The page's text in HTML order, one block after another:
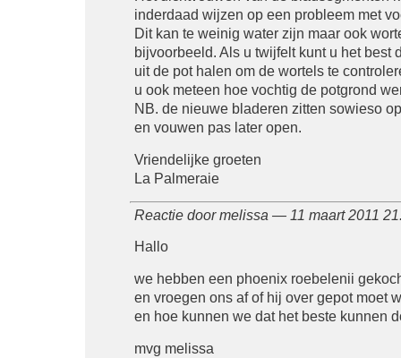
inderdaad wijzen op een probleem met
Dit kan te weinig water zijn maar ook
bijvoorbeeld. Als u twijfelt kunt u het best
uit de pot halen om de wortels te
u ook meteen hoe vochtig de potgrond
NB. de nieuwe bladeren zitten sowieso
en vouwen pas later open.
Vriendelijke groeten
La Palmeraie
Reactie door melissa — 11 maart 2011
Hallo
we hebben een phoenix roebelenii
en vroegen ons af of hij over gepot moet
en hoe kunnen we dat het beste kunnen
mvg melissa